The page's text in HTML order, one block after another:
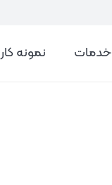
خدمات نمونه کار